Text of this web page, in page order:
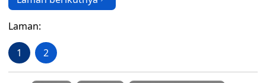
Laman:
1 2